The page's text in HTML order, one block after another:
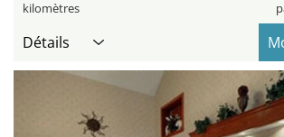
kilomètres
Détails